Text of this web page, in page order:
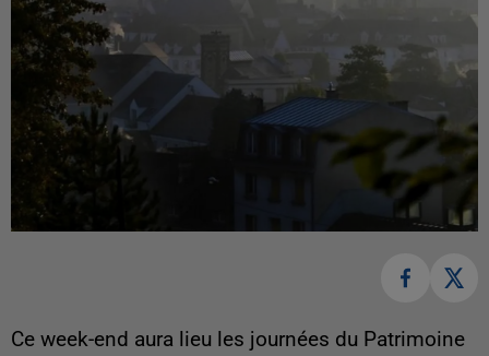
Ce week-end aura lieu les journées du Patrimoine